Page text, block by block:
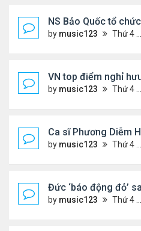
NS Bảo Quốc tổ
by music123 Thứ 4 Tháng 8 05, 2026 6:51 pm
VN top điểm nghỉ
by music123 Thứ 4 Tháng 8 05, 2026 6:46 pm
Ca sĩ Phương Diễm
by music123 Thứ 4 Tháng 8 05, 2026 6:38 pm
Đức ‘báo động đỏ’
by music123 Thứ 4 Tháng 8 05, 2026 6:28 pm